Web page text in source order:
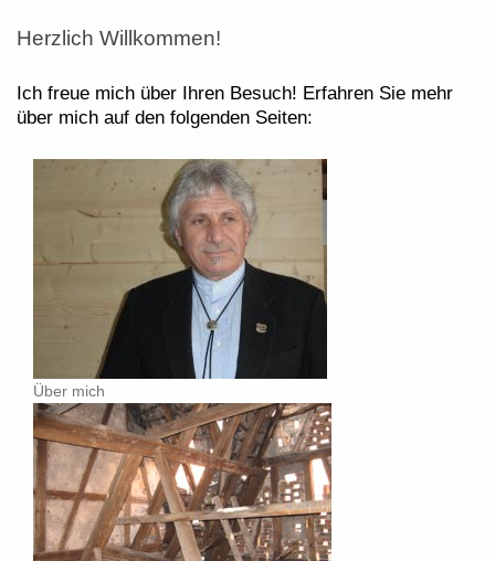
Herzlich Willkommen!
Ich freue mich über Ihren Besuch! Erfahren Sie mehr
über mich auf den folgenden Seiten:
Über mich